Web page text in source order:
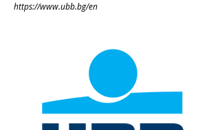
https://www.ubb.bg/en